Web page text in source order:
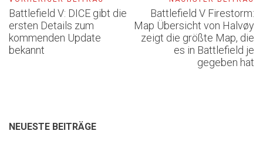
Battlefield V: DICE gibt die
ersten Details zum
kommenden Update
bekannt
Battlefield V Firestorm:
Map Übersicht von Halvøy
zeigt die größte Map, die
es in Battlefield je
gegeben hat
NEUESTE BEITRÄGE